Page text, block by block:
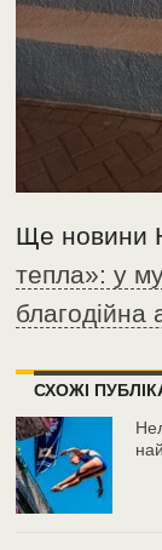
Ще новини
тепла»: у
благодійна
СХОЖІ